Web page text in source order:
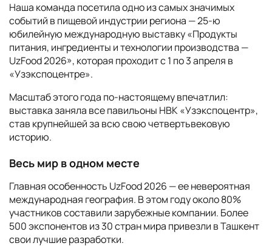
Наша команда посетила одно из самых значимых
событий в пищевой индустрии региона — 25-ю
юбилейную международную выставку «Продукты
питания, ингредиенты и технологии производства —
UzFood 2026», которая проходит с 1 по 3 апреля в
«Узэкспоцентре».
Масштаб этого года по-настоящему впечатлил:
выставка заняла все павильоны НВК «Узэкспоцентр»,
став крупнейшей за всю свою четвертьвековую
историю.
Весь мир в одном месте
Главная особенность UzFood 2026 — ее невероятная
международная география. В этом году около 80%
участников составили зарубежные компании. Более
500 экспонентов из 30 стран мира привезли в Ташкент
свои лучшие разработки.